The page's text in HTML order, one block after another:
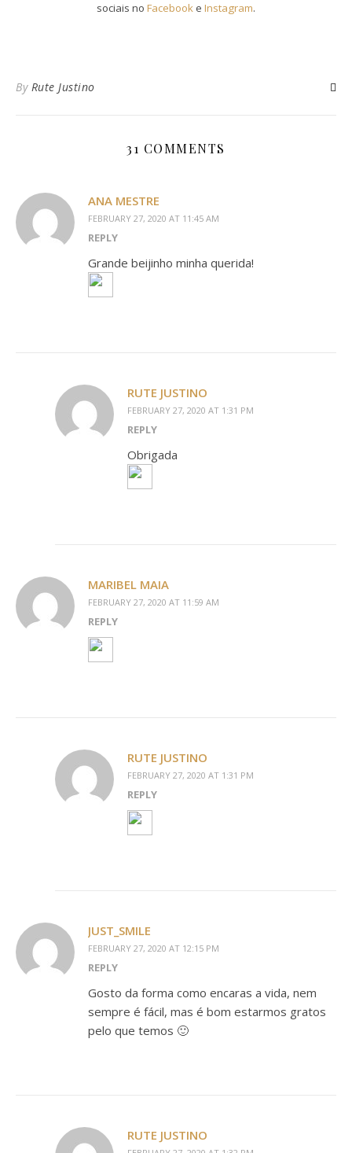
sociais no Facebooke Instagram.
By Rute Justino
31 COMMENTS
ANA MESTRE
FEBRUARY 27, 2020 AT 11:45 AM
REPLY
Grande beijinho minha querida!
RUTE JUSTINO
FEBRUARY 27, 2020 AT 1:31 PM
REPLY
Obrigada
MARIBEL MAIA
FEBRUARY 27, 2020 AT 11:59 AM
REPLY
RUTE JUSTINO
FEBRUARY 27, 2020 AT 1:31 PM
REPLY
JUST_SMILE
FEBRUARY 27, 2020 AT 12:15 PM
REPLY
Gosto da forma como encaras a vida, nem
sempre é fácil, mas é bom estarmos gratos
pelo que temos 🙂
RUTE JUSTINO